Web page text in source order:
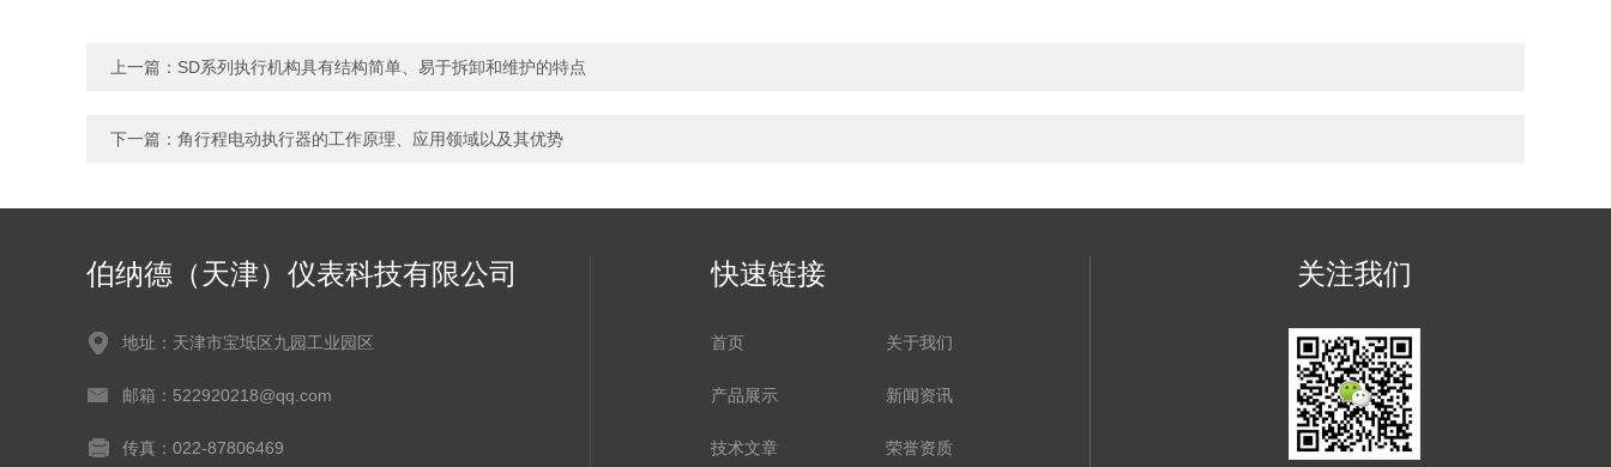
上一篇： SD系列执行机构具有结构简单、易于拆卸和维护的特点
下一篇： 角行程电动执行器的工作原理、应用领域以及其优势
伯纳德（天津）仪表科技有限公司
地址：天津市宝坻区九园工业园区
邮箱：522920218@qq.com
传真：022-87806469
快速链接
首页 关于我们
产品展示 新闻资讯
技术文章 荣誉资质
关注我们